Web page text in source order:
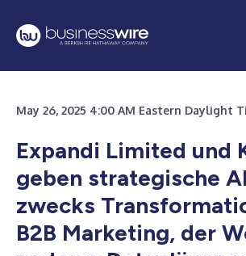
May 26, 2025 4:00 AM Eastern Daylight
Expandi Limited und
geben strategische
zwecks
B2B Marketing, der